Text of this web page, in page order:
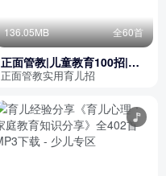
136.05MB 全60首
正面管教|儿童教育100招|育
儿知识
正面管教实用育儿招